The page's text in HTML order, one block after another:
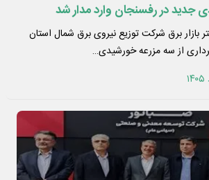
جدید در رفسنجان وارد مدار شد
بازار برق شرکت توزیع نیروی برق شمال استان
از سه مزرعه خورشیدی…